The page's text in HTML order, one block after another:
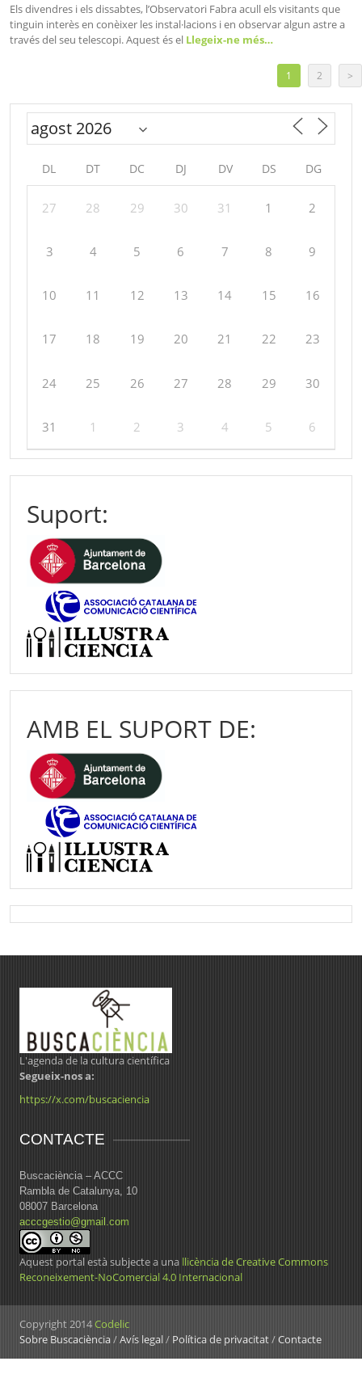
Els divendres i els dissabtes, l’Observatori Fabra acull els visitants que
tinguin interès en conèixer les instal·lacions i en observar algun astre a
través del seu telescopi. Aquest és el Llegeix-ne més…
1 2 >
DL DT DC DJ DV DS DG
27 28 29 30 31 1 2
3 4 5 6 7 8 9
10 11 12 13 14 15 16
17 18 19 20 21 22 23
24 25 26 27 28 29 30
31 1 2 3 4 5 6
Suport:
AMB EL SUPORT DE:
L'agenda de la cultura científica
Segueix-nos a:
https://x.com/buscaciencia
CONTACTE
Buscaciència – ACCC
Rambla de Catalunya, 10
08007 Barcelona
acccgestio@gmail.com
Aquest portal està subjecte a una llicència de Creative Commons
Reconeixement-NoComercial 4.0 Internacional
Copyright 2014Codelic
Sobre Buscaciència/Avís legal/ Política de privacitat/Contacte